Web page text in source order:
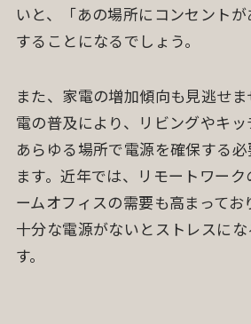
いと、「あの場所にコンセント
することになるでしょう。
また、家電の増加傾向も見逃せ
電の普及により、リビングやキッ
あらゆる場所で電源を確保する
ます。近年では、リモートワー
ームオフィスの需要も高まってお
十分な電源がないとストレスに
す。